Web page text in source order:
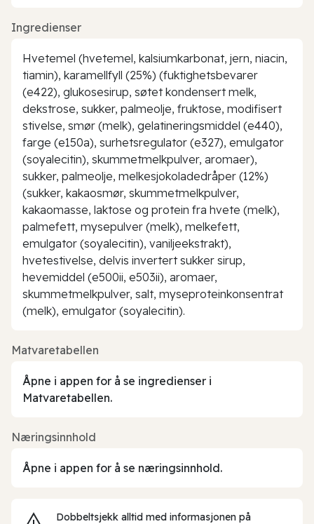
Ingredienser
Hvetemel (hvetemel, kalsiumkarbonat, jern, niacin,
tiamin), karamellfyll (25%) (fuktighetsbevarer
(e422), glukosesirup, søtet kondensert melk,
dekstrose, sukker, palmeolje, fruktose, modifisert
stivelse, smør (melk), gelatineringsmiddel (e440),
farge (e150a), surhetsregulator (e327), emulgator
(soyalecitin), skummetmelkpulver, aromaer),
sukker, palmeolje, melkesjokoladedråper (12%)
(sukker, kakaosmør, skummetmelkpulver,
kakaomasse, laktose og protein fra hvete (melk),
palmefett, mysepulver (melk), melkefett,
emulgator (soyalecitin), vaniljeekstrakt),
hvetestivelse, delvis invertert sukker sirup,
hevemiddel (e500ii, e503ii), aromaer,
skummetmelkpulver, salt, myseproteinkonsentrat
(melk), emulgator (soyalecitin).
Matvaretabellen
Åpne i appen for å se ingredienser i
Matvaretabellen.
Næringsinnhold
Åpne i appen for å se næringsinnhold.
Dobbeltsjekk alltid med informasjonen på